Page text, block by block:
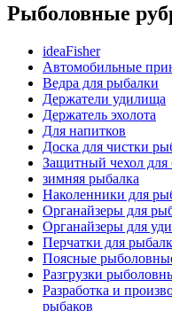
Рыболовные
ideaFisher
Автомобильные
Ведра для рыбалки
Держатели удилища
Держатель эхолота
Для напитков
Доска для чистки
Защитный чехол для
зимняя рыбалка
Наколенники для
Органайзеры для
Органайзеры для
Перчатки для
Поясные
Разгрузки
Разработка и
рыбаков